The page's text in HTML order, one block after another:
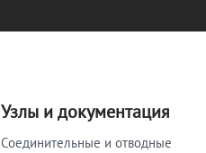
Узлы и документация
Соединительные и отводные